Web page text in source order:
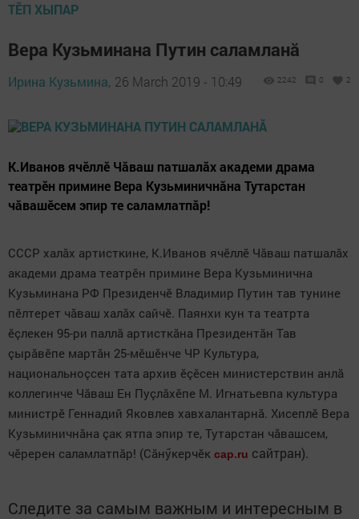
ТӖП ХЫПАР
Вера Кузьминана Путин саламланă
Ирина Кузьмина, 26 March 2019 - 10:49 2242 0 2
К.Иванов ячӗллӗ Чăваш патшалăх академи драма
театрӗн примине Вера Кузьминичнăна Тутарстан
чăвашӗсем эпир те саламлатпăр!
СССР халăх артисткине, К.Иванов ячӗллӗ Чăваш патшалăх
академи драма театрӗн примине Вера Кузьминична
Кузьминана РФ Президенчӗ Владимир Путин тав тунине
пӗлтерет чăваш халăх сайчӗ. Паянхи кун та театрта
ӗçлекен 95-ри паллă артисткăна Президентăн Тав
çырăвӗпе мартăн 25-мӗшӗнче ЧР Культура,
национальноçсен тата архив ӗçӗсен министерствин анлă
коллегинче Чăваш Ен Пуçлăхӗпе М. Игнатьевпа культура
министрӗ Геннадий Яковлев хавхалантарнă. Хисеплӗ Вера
Кузьминичнăна çак ятпа эпир те, Тутарстан чăвашсем,
чӗререн саламлатпăр! (Сăнӳкерчӗк cap.ru сайтран).
Следите за самым важным и интересным в